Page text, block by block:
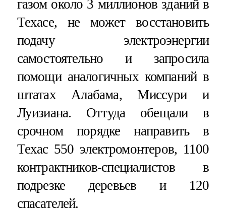
газом около 3 миллионов зданий в
Техасе, не может восстановить
подачу электроэнергии
самостоятельно и запросила
помощи аналогичных компаний в
штатах Алабама, Миссури и
Луизиана. Оттуда обещали в
срочном порядке направить в
Техас 550 электромонтеров, 1100
контрактников-специалистов в
подрезке деревьев и 120
спасателей.